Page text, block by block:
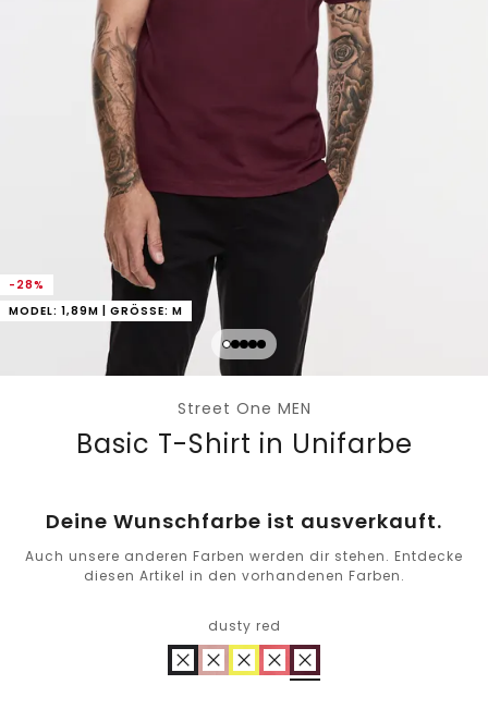
-28%
MODEL: 1,89M | GRÖSSE: M
Street One MEN
Basic T-Shirt in Unifarbe
Deine Wunschfarbe ist ausverkauft.
Auch unsere anderen Farben werden dir stehen. Entdecke
diesen Artikel in den vorhandenen Farben.
dusty red